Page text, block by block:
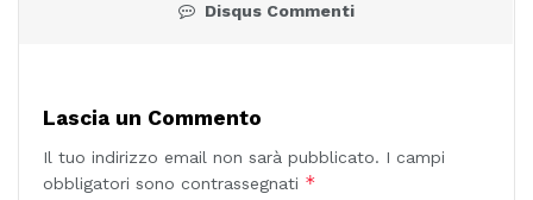
Disqus Commenti
Lascia un Commento
Il tuo indirizzo email non sarà pubblicato. I campi
obbligatori sono contrassegnati *